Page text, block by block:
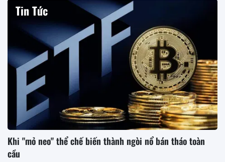
Tin Tức
Khi "mỏ neo" thể chế biến thành ngòi nổ bán tháo toàn
cầu